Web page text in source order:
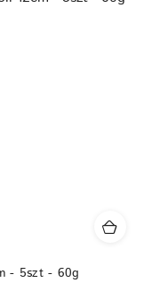
- 5szt - 60g